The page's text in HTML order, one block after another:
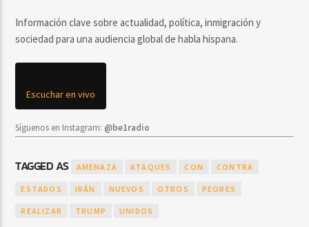
Información clave sobre actualidad, política, inmigración y
sociedad para una audiencia global de habla hispana.
Escuchar en vivo
Síguenos en Instagram: @be1radio
TAGGED AS AMENAZA ATAQUES CON CONTRA
ESTADOS IRÁN NUEVOS OTROS PEORES
REALIZAR TRUMP UNIDOS